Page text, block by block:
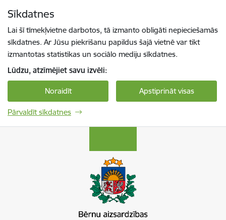
Sīkdatnes
Lai šī tīmekļvietne darbotos, tā izmanto obligāti nepieciešamās
sīkdatnes. Ar Jūsu piekrišanu papildus šajā vietnē var tikt
izmantotas statistikas un sociālo mediju sīkdatnes.
Lūdzu, atzīmējiet savu izvēli:
Noraidīt Apstiprināt visas
Pārvaldīt sīkdatnes